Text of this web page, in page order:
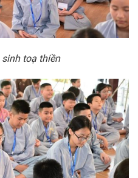
sinh toạ thiền